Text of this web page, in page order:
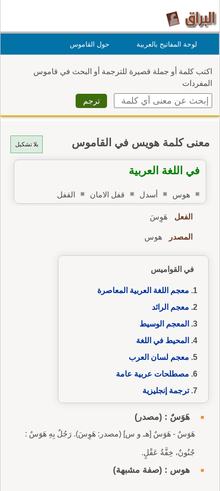
لوحة المفاتيح بالعربية حول القاموس
اكتب كلمة أو جملة قصيرة للترجمة أو البحث في قاموس
المفردات
بلا تشكيل معنى كلمة هويس في القاموس
في اللغة العربية
هوس أسدل قفل الامان القفل
الفعل هَوِسَ
المصدر هوس
في القواميس
معجم اللغة العربية المعاصرة
معجم الرائد
المعجم الوسيط
المحيط في اللغة
معجم لسان العرب
مصطلحات عربية عامة
ترجمة إنجليزية
هَوَسٌ : (مصدر)
هَوَسٌ - هَوَسٌ [هـ و س] (مصدر: هَوِسَ). رَجُلٌ بِهِ هَوَسٌ :
جُنُونٌ، خِفَّةُ عَقْلٍ.
هوس : (صفة مشبهة)